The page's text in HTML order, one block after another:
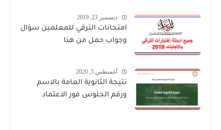
ديسمبر 23, 2019
امتحانات الترقي للمعلمين سؤال
وجواب حمل من هنا
أغسطس 5, 2020
نتيجة الثانوية العامة بالاسم
ورقم الجلوس فور الاعتماد